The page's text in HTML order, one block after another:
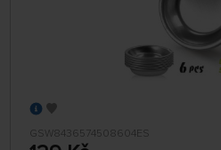
GSW8436574508604ES